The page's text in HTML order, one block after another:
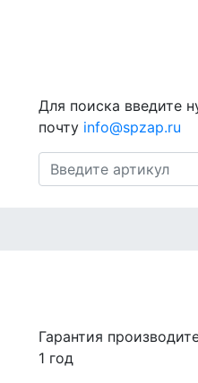
Для поиска введите
почту info@spzap.ru
Гарантия
1 год